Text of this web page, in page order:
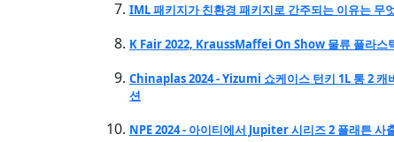
IML 패키지가 친환경 패키지로 간주되는 이유는 무
K Fair 2022, KraussMaffei On Show 물류 플라스
Chinaplas 2024 - Yizumi 쇼케이스 턴키 1L 통 2 캐
션
NPE 2024 - 아이티에서 Jupiter 시리즈 2 플래튼 사